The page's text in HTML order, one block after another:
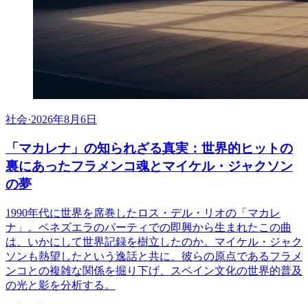
社会·2026年8月6日
「マカレナ」の知られざる真実：世界的ヒットの
裏にあったフラメンコ魂とマイケル・ジャクソン
の夢
1990年代に世界を席巻したロス・デル・リオの「マカレ
ナ」。ベネズエラのパーティでの即興から生まれたこの曲
は、いかにして世界記録を樹立したのか。マイケル・ジャク
ソンも熱望したという逸話と共に、彼らの原点であるフラメ
ンコとの複雑な関係を掘り下げ、スペイン文化の世界的普及
の光と影を分析する。